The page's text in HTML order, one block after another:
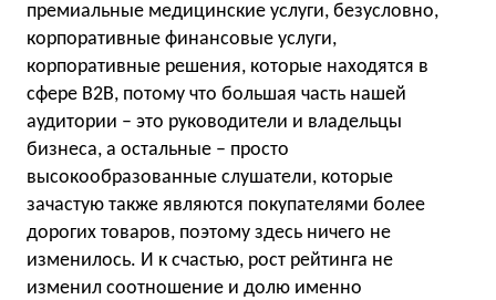
премиальные медицинские услуги, безусловно,
корпоративные финансовые услуги,
корпоративные решения, которые находятся в
сфере B2B, потому что большая часть нашей
аудитории – это руководители и владельцы
бизнеса, а остальные – просто
высокообразованные слушатели, которые
зачастую также являются покупателями более
дорогих товаров, поэтому здесь ничего не
изменилось. И к счастью, рост рейтинга не
изменил соотношение и долю именно